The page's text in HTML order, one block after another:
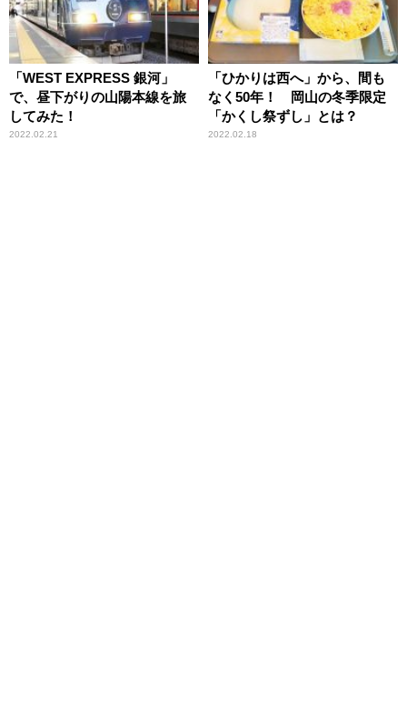
「WEST EXPRESS 銀河」
で、昼下がりの山陽本線を旅
してみた！
2022.02.21
「ひかりは西へ」から、間も
なく50年！ 岡山の冬季限定
「かくし祭ずし」とは？
2022.02.18